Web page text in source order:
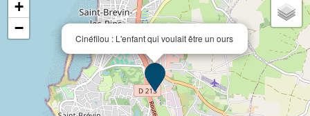
Cinéfilou : L'enfant qui voulait être un ours
+
−